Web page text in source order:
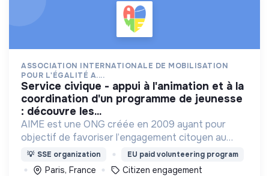
ASSOCIATION INTERNATIONALE DE MOBILISATION
POUR L'ÉGALITÉ A....
service civique - appui à l'animation et à la
coordination d'un programme de jeunesse
: découvre les...
AIME est une ONG créée en 2009 ayant pour
objectif de favoriser l’engagement citoyen au
service d’un développement solidaire, durable et
inclusif.
💡 SSE organization EU paid volunteering program
Paris, France Citizen engagement